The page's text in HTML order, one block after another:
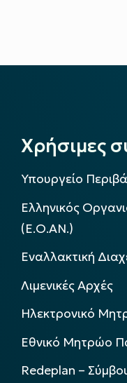
Χρήσιμες
Υπουργείο
Ελληνικός
(Ε.Ο.ΑΝ.)
Εναλλακτική
Λιμενικές Αρχές
Ηλεκτρονικό
Εθνικό Μητρώο
Redeplan –